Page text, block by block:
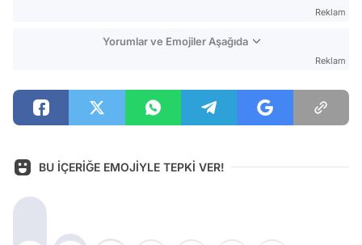
Reklam
Yorumlar ve Emojiler Aşağıda
Reklam
BU İÇERİĞE EMOJİYLE TEPKİ VER!